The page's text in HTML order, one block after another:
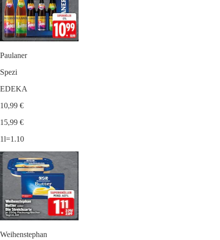
Paulaner
Spezi
EDEKA
10,99 €
15,99 €
1l=1.10
Weihenstephan